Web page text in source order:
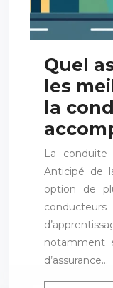
Quel
les
la
La conduite
Anticipé de
option de
notamment
d’assurance…